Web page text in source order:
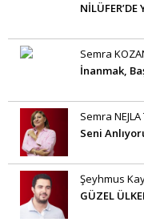
Semra
İnanmak,
Semra NEJLA
Seni
Şeyhmus
GÜZEL